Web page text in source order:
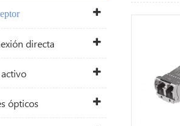
directa
ópticos